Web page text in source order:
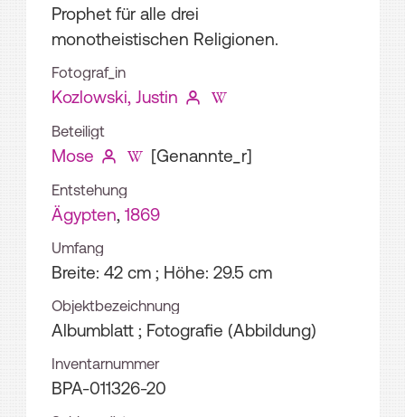
Prophet für alle drei
monotheistischen Religionen.
Fotograf_in
Kozlowski, Justin
Beteiligt
Mose [Genannte_r]
Entstehung
Ägypten, 1869
Umfang
Breite: 42 cm ; Höhe: 29.5 cm
Objektbezeichnung
Albumblatt ; Fotografie (Abbildung)
Inventarnummer
BPA-011326-20